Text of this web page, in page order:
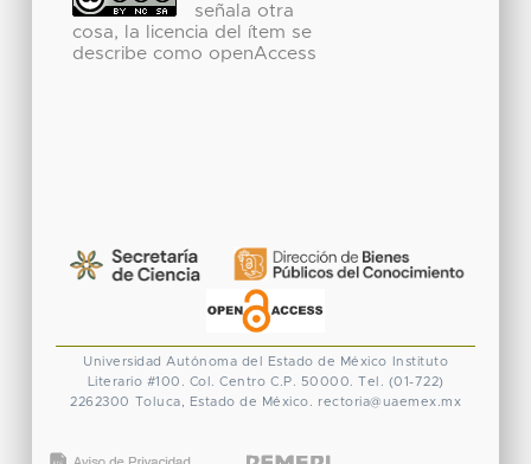
señala otra
cosa, la licencia del ítem se
describe como openAccess
Universidad Autónoma del Estado de México
Instituto
Literario #100. Col. Centro C.P. 50000. Tel. (01-722)
2262300
Toluca, Estado de México. rectoria@uaemex.mx